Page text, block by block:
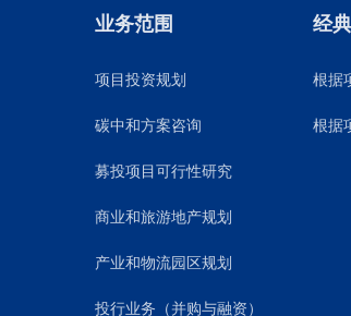
业务范围
项目投资规划
碳中和方案咨询
募投项目可行性研究
商业和旅游地产规划
产业和物流园区规划
投行业务（并购与融资）
经
根据
根据